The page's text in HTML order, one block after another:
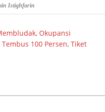
Istighfarin
Okupansi
100 Persen, Tiket